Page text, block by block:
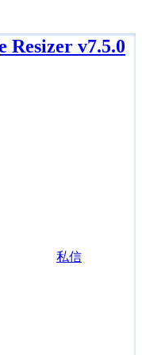
Resizer v7.5.0
私信